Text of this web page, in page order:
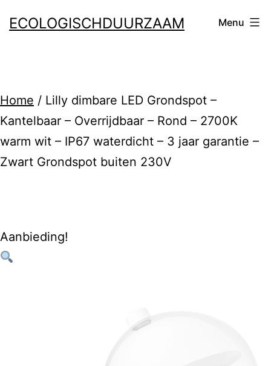
naar
ECOLOGISCHDUURZAAM Menu
Home / Lilly dimbare LED Grondspot –
Kantelbaar – Overrijdbaar – Rond – 2700K
warm wit – IP67 waterdicht – 3 jaar garantie –
Zwart Grondspot buiten 230V
Aanbieding!